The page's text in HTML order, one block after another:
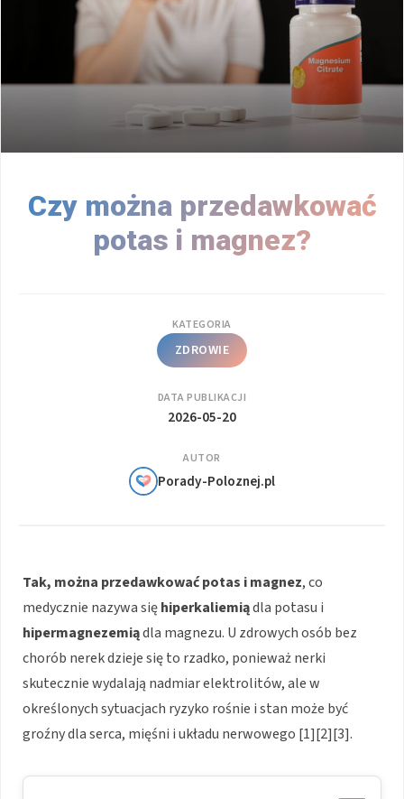
Czy można przedawkować
potas i magnez?
KATEGORIA
ZDROWIE
DATA PUBLIKACJI
2026-05-20
AUTOR
Porady-Poloznej.pl
Tak, można przedawkować potas i magnez, co
medycznie nazywa sięhiperkaliemiądla potasu i
hipermagnezemiądla magnezu. U zdrowych osób bez
chorób nerek dzieje się to rzadko, ponieważ nerki
skutecznie wydalają nadmiar elektrolitów, ale w
określonych sytuacjach ryzyko rośnie i stan może być
groźny dla serca, mięśni i układu nerwowego [1][2][3].